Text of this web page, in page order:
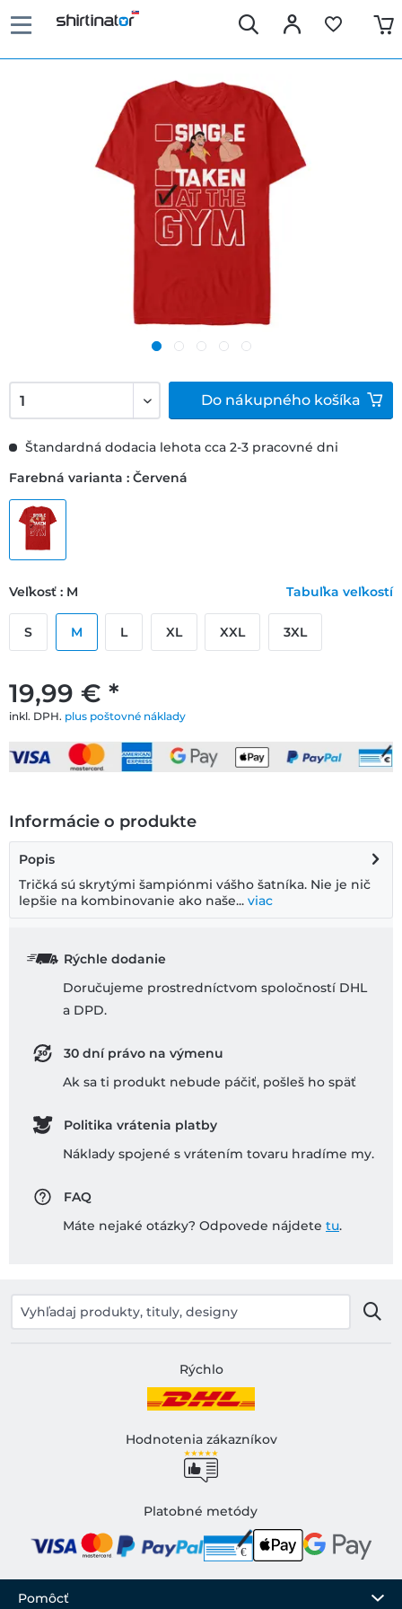
19,99 € *
inkl. DPH. plus poštovné náklady
Štandardná dodacia lehota cca 2-3 pracovné dni
Farebná varianta : Červená
Veľkosť : M Tabuľka veľkostí
S M L XL XXL 3XL
Do nákupného košíka
Informácie o produkte
Popis
Tričká sú skrytými šampiónmi vášho šatníka. Nie je nič
lepšie na kombinovanie ako naše... viac
Rýchle dodanie
Doručujeme prostredníctvom spoločností DHL
a DPD.
30 dní právo na výmenu
Ak sa ti produkt nebude páčiť, pošleš ho späť
Politika vrátenia platby
Náklady spojené s vrátením tovaru hradíme my.
FAQ
Máte nejaké otázky? Odpovede nájdete tu.
Rýchlo
Hodnotenia zákazníkov
Platobné metódy
Pomôcť